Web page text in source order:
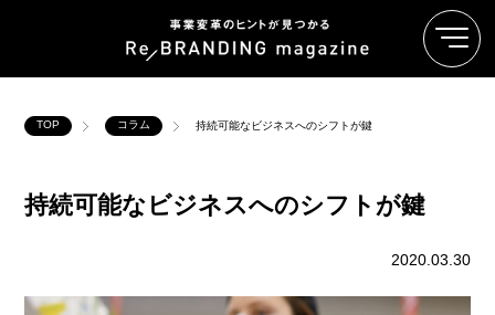
TOP コラム 持続可能なビジネスへのシフトが鍵
持続可能なビジネスへのシフトが鍵
2020.03.30